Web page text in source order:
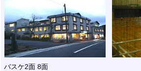
バスケ2面 8面